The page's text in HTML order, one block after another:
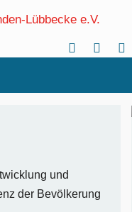
Lübbecke e.V.
und
der Bevölkerung